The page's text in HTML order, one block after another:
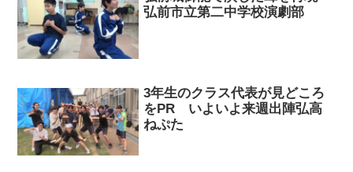
弘前市立第二中学校演劇部
3年生のクラス代表が見どころ
をPR いよいよ来週出陣弘高
ねぷた